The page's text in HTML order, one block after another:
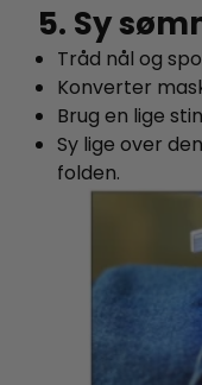
5. Sy
Tråd nål og
Konverter
Brug en lige
Sy lige over
folden.